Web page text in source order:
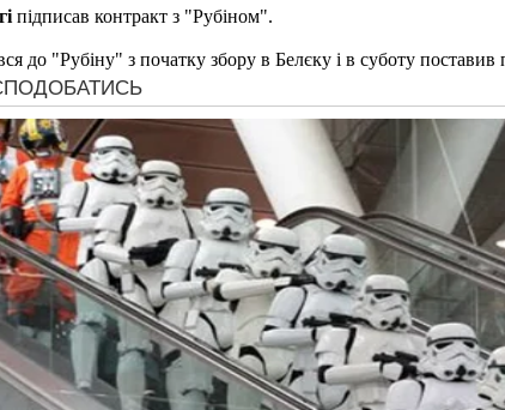
підписав контракт з "Рубіном".
до "Рубіну" з початку збору в Белєку і в суботу поставив